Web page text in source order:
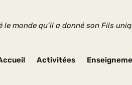
qu’il a donné son Fils unique,
Activitées